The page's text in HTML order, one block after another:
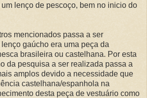
lenço de pescoço, bem no inicio do
mencionados passa a ser
gaúcho era uma peça da
brasileira ou castelhana. Por esta
da pesquisa a ser realizada passa a
amplos devido a necessidade que
castelhana/espanhola na
desta peça de vestuário como